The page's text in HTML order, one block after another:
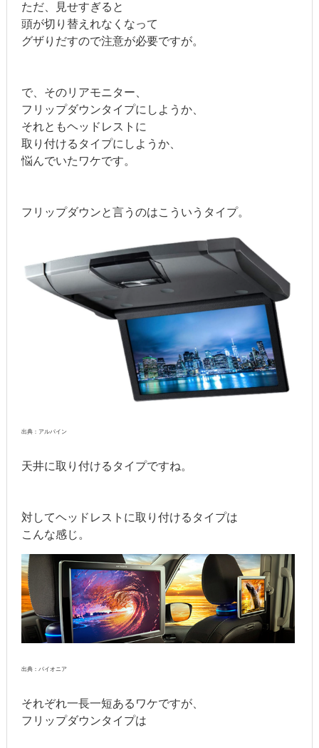
ただ、見せすぎると
頭が切り替えれなくなって
グザりだすので注意が必要ですが。
で、そのリアモニター、
フリップダウンタイプにしようか、
それともヘッドレストに
取り付けるタイプにしようか、
悩んでいたワケです。
フリップダウンと言うのはこういうタイプ。
出典：アルパイン
天井に取り付けるタイプですね。
対してヘッドレストに取り付けるタイプは
こんな感じ。
出典：パイオニア
それぞれ一長一短あるワケですが、
フリップダウンタイプは